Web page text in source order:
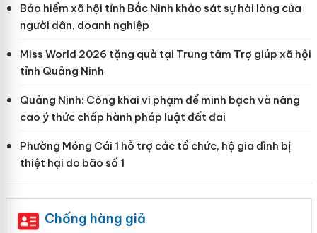
Bảo hiểm xã hội tỉnh Bắc Ninh khảo sát sự hài lòng của
người dân, doanh nghiệp
Miss World 2026 tặng quà tại Trung tâm Trợ giúp xã hội
tỉnh Quảng Ninh
Quảng Ninh: Công khai vi phạm để minh bạch và nâng
cao ý thức chấp hành pháp luật đất đai
Phường Móng Cái 1 hỗ trợ các tổ chức, hộ gia đình bị
thiệt hại do bão số 1
Chống hàng giả